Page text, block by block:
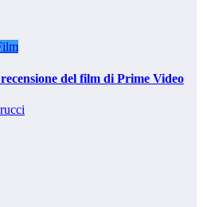
del film di Prime Video